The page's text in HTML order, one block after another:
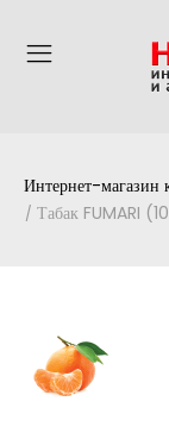
Интернет-магазин
Табак FUMARI